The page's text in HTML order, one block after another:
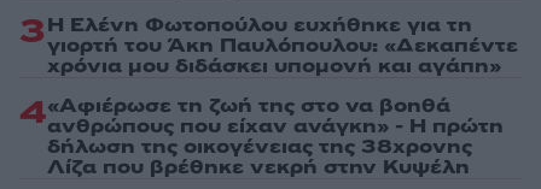
3Η Ελένη Φωτοπούλου ευχήθηκε για τη
γιορτή του Άκη Παυλόπουλου: «Δεκαπέντε
χρόνια μου διδάσκει υπομονή και αγάπη»
4«Αφιέρωσε τη ζωή της στο να βοηθά
ανθρώπους που είχαν ανάγκη» - Η πρώτη
δήλωση της οικογένειας της 38χρονης
Λίζα που βρέθηκε νεκρή στην Κυψέλη